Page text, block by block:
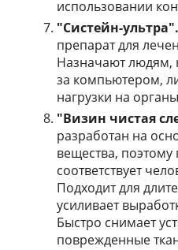
использовании
"Систейн-ультра".
препарат для
Назначают людям,
за компьютером,
нагрузки на
"Визин чистая
разработан на
вещества, поэтому
соответствует
Подходит для
усиливает
Быстро снимает
поврежденные